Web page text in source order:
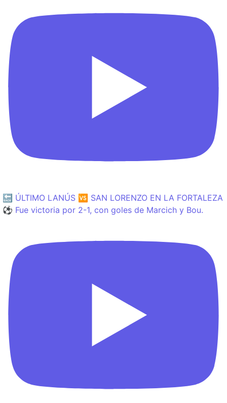
🔙 ÚLTIMO LANÚS 🆚 SAN LORENZO EN LA FORTALEZA
⚽️ Fue victoria por 2-1, con goles de Marcich y Bou.